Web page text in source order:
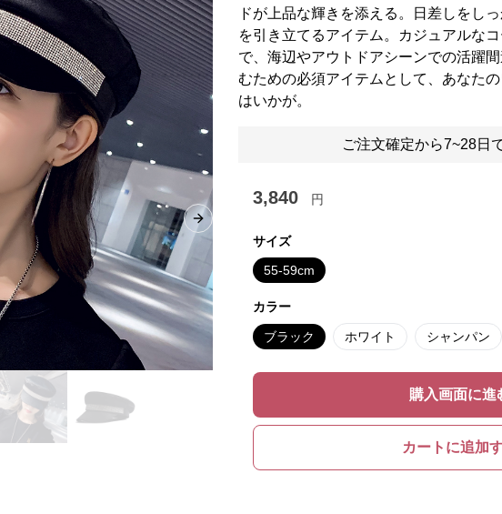
Next slide
ドが上品な輝きを添える。日差しをし
を引き立てるアイテム。カジュアルな
で、海辺やアウトドアシーンでの活躍
むための必須アイテムとして、あなた
はいかが。
ご注文確定から7~28日
3,840 円
サイズ
55-59cm
カラー
ブラック ホワイト シャンパン
購入画面に進
カートに追加